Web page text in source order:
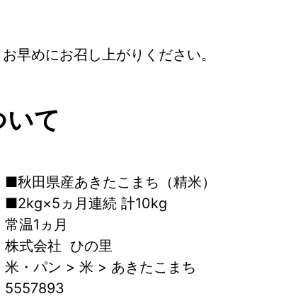
早めにお召し上がりください。
いて
■秋田県産あきたこまち（精米）
■2kg×5ヵ月連続 計10kg
常温1ヵ月
株式会社  ひの里
米・パン > 米 > あきたこまち
5557893